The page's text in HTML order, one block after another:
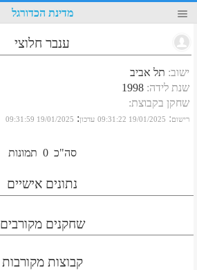
מדינת הכדורגל
ענבר חלוצי
ישוב: תל אביב
שנת לידה:
1998
שחקן בקבוצת:
רישום:
19/01/2025 09:31:22 עדכון:
19/01/2025 09:31:59
סה"כ 0 תמונות
נתונים אישיים
שחקנים מקורבים
קבוצות מקורבות